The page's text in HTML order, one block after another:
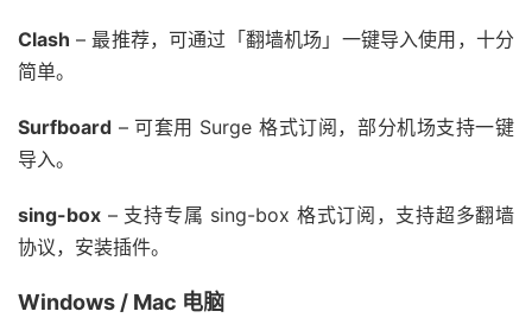
Clash – 最推荐，可通过「翻墙机场」一键导入使用，十分
简单。
Surfboard – 可套用 Surge 格式订阅，部分机场支持一键
导入。
sing-box – 支持专属 sing-box 格式订阅，支持超多翻墙
协议，安装插件。
Windows / Mac 电脑